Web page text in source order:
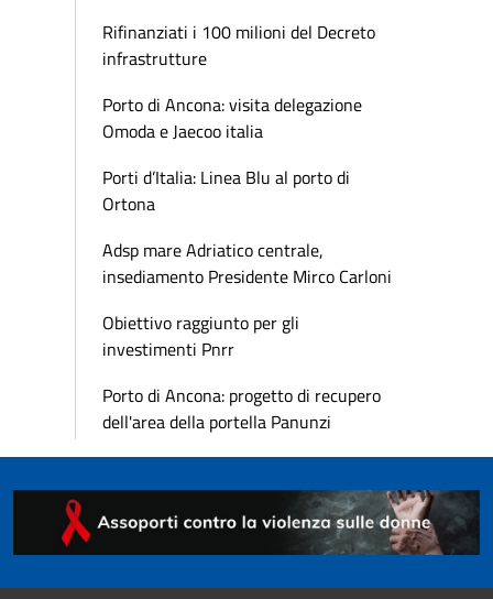
Rifinanziati i 100 milioni del Decreto
infrastrutture
Porto di Ancona: visita delegazione
Omoda e Jaecoo italia
Porti d’Italia: Linea Blu al porto di
Ortona
Adsp mare Adriatico centrale,
insediamento Presidente Mirco Carloni
Obiettivo raggiunto per gli
investimenti Pnrr
Porto di Ancona: progetto di recupero
dell'area della portella Panunzi